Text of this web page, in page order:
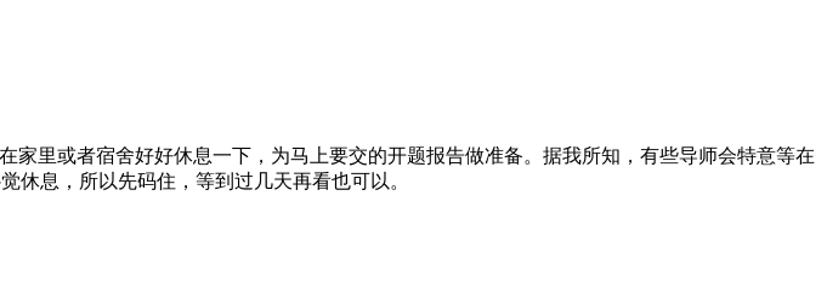
里或者宿舍好好休息一下，为马上要交的开题报告做准备。据我所知，有些导师会特意等在
休息，所以先码住，等到过几天再看也可以。